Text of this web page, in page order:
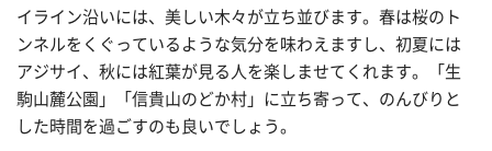
イライン沿いには、美しい木々が立ち並びます。春は桜のト
ンネルをくぐっているような気分を味わえますし、初夏には
アジサイ、秋には紅葉が見る人を楽しませてくれます。「生
駒山麓公園」「信貴山のどか村」に立ち寄って、のんびりと
した時間を過ごすのも良いでしょう。